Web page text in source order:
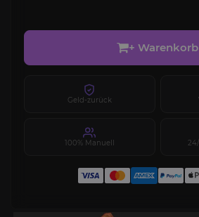
+ Warenkorb
Geld-zurück
100% Manuell